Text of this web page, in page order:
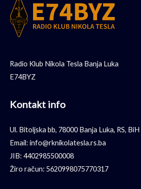
Radio Klub Nikola Tesla Banja Luka
E74BYZ
Kontakt info
Ul. Bitoljska bb, 78000 Banja Luka, RS, BiH
Email: info@rknikolatesla.rs.ba
JIB: 4402985500008
Žiro račun: 5620998075770317